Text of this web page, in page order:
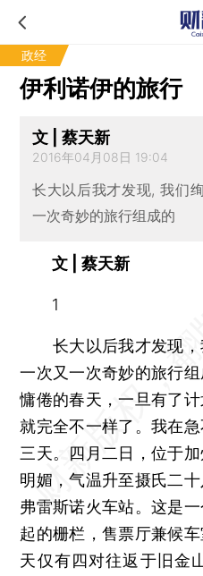
政经
伊利诺伊的旅行
文 | 蔡天新
2016年04月08日 19:04
长大以后我才发现, 我们
一次奇妙的旅行组成的
文 | 蔡天新
1
长大以后我才发现，
一次又一次奇妙的旅行
慵倦的春天，一旦有了
就完全不一样了。我在
三天。四月二日，位于
明媚，气温升至摄氏二
弗雷斯诺火车站。这是
起的栅栏，售票厅兼候
天仅有四对往返于旧